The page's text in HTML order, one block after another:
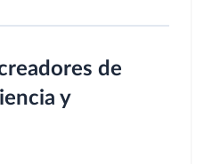
de
y